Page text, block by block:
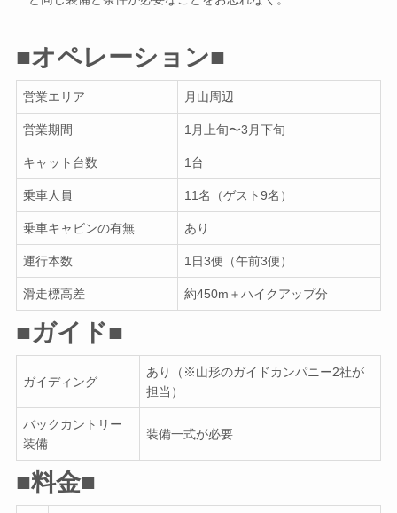
■オペレーション■
営業エリア 月山周辺
営業期間 1月上旬〜3月下旬
キャット台数 1台
乗車人員 11名（ゲスト9名）
乗車キャビンの有無 あり
運行本数 1日3便（午前3便）
滑走標高差 約450m＋ハイクアップ分
■ガイド■
ガイディング
あり（※山形のガイドカンパニー2社が
担当）
バックカントリー
装備
装備一式が必要
■料金■